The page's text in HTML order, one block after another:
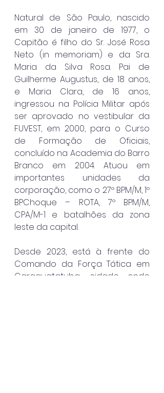
Natural de São Paulo, nascido
em 30 de janeiro de 1977, o
Capitão é filho do Sr. José Rosa
Neto (in memoriam) e da Sra.
Maria da Silva Rosa. Pai de
Guilherme Augustus, de 18 anos,
e Maria Clara, de 16 anos,
ingressou na Polícia Militar após
ser aprovado no vestibular da
FUVEST, em 2000, para o Curso
de Formação de Oficiais,
concluído na Academia do Barro
Branco em 2004. Atuou em
importantes unidades da
corporação, como o 27º BPM/M, 1º
BPChoque – ROTA, 7º BPM/M,
CPA/M-1 e batalhões da zona
leste da capital.
Desde 2023, está à frente do
Comando da Força Tática em
Caraguatatuba, cidade onde